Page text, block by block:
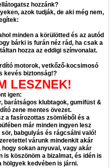
hozzánk?
azok tudják, de aki még nem,
minden a körülötted és az autód
bárki is furán néz rád, ha csak a
hozza az eddigi színvonalat.
motorok, vetkőző-kocsimosó
kevés biztonság!?
LESZNEK!
igen:
barátságos klubtagok, gumifüst &
zene mentes övezet.
a fasírozottas zsömléből és a
már minden ingyen lesz
babgulyás és rágcsálni való!
várunk mindenkit akár
sokan anyuval, vagy akár
köszönöm a bizalmat, és idén is
kedvében is járni.